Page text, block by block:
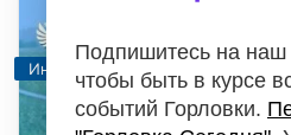
Информация
Подпишитесь на
чтобы быть в курсе
событий Горловки.